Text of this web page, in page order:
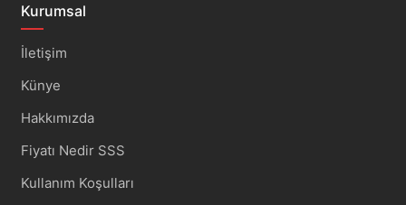
Kurumsal
İletişim
Künye
Hakkımızda
Fiyatı Nedir SSS
Kullanım Koşulları